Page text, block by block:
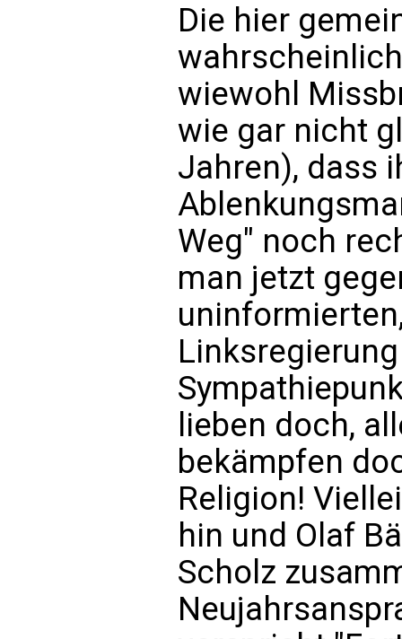
Die hier
wiewohl
wie gar nicht
Jahren), dass
Weg" noch
man jetzt
lieben doch,
bekämpfen
Religion!
hin und Olaf
Scholz